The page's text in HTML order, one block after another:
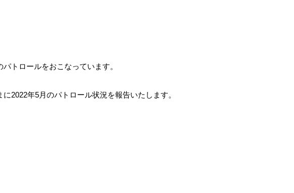
トロールをおこなっています。
2022年5月のパトロール状況を報告いたします。